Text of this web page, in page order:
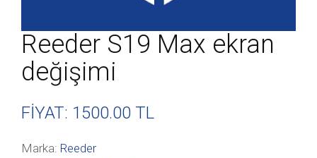
Reeder S19 Max ekran
değişimi
FİYAT: 1500.00 TL
Marka: Reeder